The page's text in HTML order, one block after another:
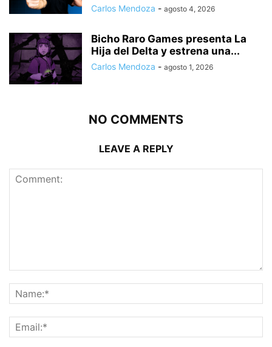
Carlos Mendoza - agosto 4, 2026
Bicho Raro Games presenta La
Hija del Delta y estrena una...
Carlos Mendoza - agosto 1, 2026
NO COMMENTS
LEAVE A REPLY